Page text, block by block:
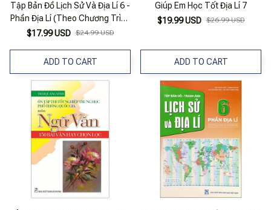
Tập Bản Đồ Lịch Sử Và Địa Lí 6 -
Phần Địa Lí (Theo Chương Trình
Giáo Dục Phổ Thông Năm 2018)
$17.99 USD $24.99 USD
ADD TO CART
Giúp Em Học Tốt Địa Lí 7
$19.99 USD $26.99 USD
ADD TO CART